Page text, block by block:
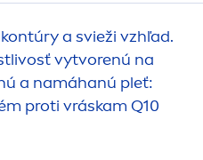
a svieži vzhľad.
vytvorenú na
a namáhanú pleť:
proti vráskam Q10